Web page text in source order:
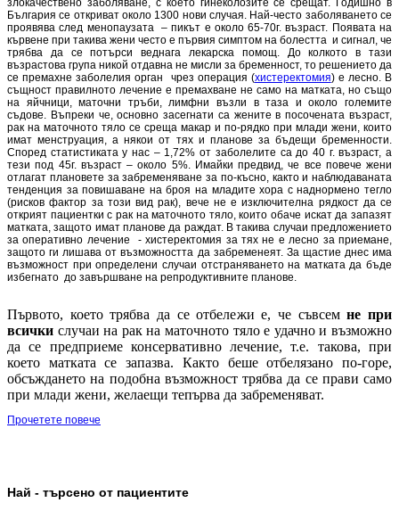
злокачествено заболяване, с което гинеколозите се срещат. Годишно в
България се откриват около 1300 нови случая. Най-често заболяването се
проявява след менопаузата – пикът е около 65-70г. възраст. Появата на
кървене при такива жени често е първия симптом на болестта и сигнал, че
трябва да се потърси веднага лекарска помощ. До колкото в тази
възрастова група никой отдавна не мисли за бременност, то решението да
се премахне заболелия орган чрез операция (хистеректомия) е лесно. В
същност правилното лечение е премахване не само на матката, но също
на яйчници, маточни тръби, лимфни възли в таза и около големите
съдове. Въпреки че, основно засегнати са жените в посочената възраст,
рак на маточното тяло се среща макар и по-рядко при млади жени, които
имат менструация, а някои от тях и планове за бъдещи бременности.
Според статистиката у нас – 1,72% от заболелите са до 40 г. възраст, а
тези под 45г. възраст – около 5%. Имайки предвид, че все повече жени
отлагат плановете за забременяване за по-късно, както и наблюдаваната
тенденция за повишаване на броя на младите хора с наднормено тегло
(рисков фактор за този вид рак), вече не е изключителна рядкост да се
открият пациентки с рак на маточното тяло, които обаче искат да запазят
матката, защото имат планове да раждат. В такива случаи предложението
за оперативно лечение - хистеректомия за тях не е лесно за приемане,
защото ги лишава от възможността да забременеят. За щастие днес има
възможност при определени случаи отстраняването на матката да бъде
избегнато до завършване на репродуктивните планове.
Първото, което трябва да се отбележи е, че съвсемне при
всички случаи на рак на маточното тяло е удачно и възможно
да се предприеме консервативно лечение, т.е. такова, при
което матката се запазва. Както беше отбелязано по-горе,
обсъждането на подобна възможност трябва да се прави само
при млади жени, желаещи тепърва да забременяват.
Прочетете повече
Най - търсено от пациентите